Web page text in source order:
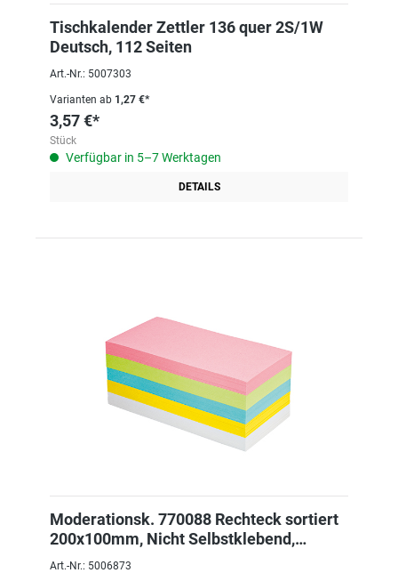
Tischkalender Zettler 136 quer 2S/1W
Deutsch, 112 Seiten
Art.-Nr.: 5007303
Varianten ab 1,27 €*
3,57 €*
Stück
Verfügbar in 5–7 Werktagen
DETAILS
Moderationsk. 770088 Rechteck sortiert
200x100mm, Nicht Selbstklebend,
130g/qm
Art.-Nr.: 5006873